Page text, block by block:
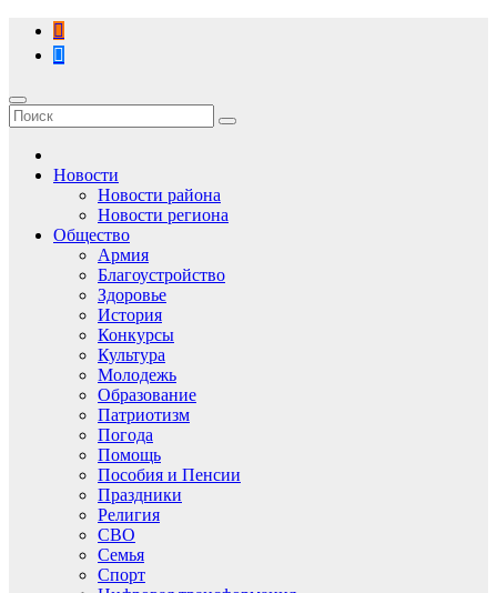
Перейти
содержимому
Новости
Новости района
Новости региона
Общество
Армия
Благоустройство
Здоровье
История
Конкурсы
Культура
Молодежь
Образование
Патриотизм
Погода
Помощь
Пособия и Пенсии
Праздники
Религия
СВО
Семья
Спорт